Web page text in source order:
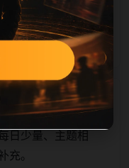
不足，将进入每日
日少量、主题相
充。